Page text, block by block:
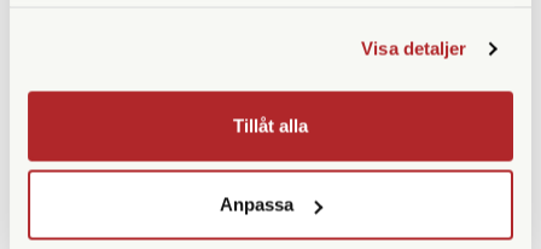
Visa detaljer
Tillåt alla
Anpassa